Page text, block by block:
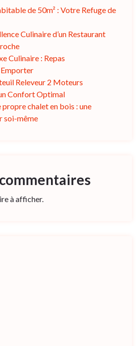
de 50m² : Votre Refuge de
Culinaire d’un Restaurant
Culinaire : Repas
Releveur 2 Moteurs
Confort Optimal
chalet en bois : une
soi-même
à afficher.